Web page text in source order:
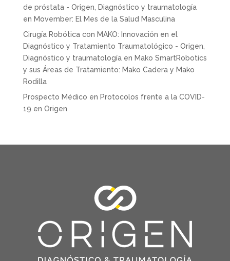
de próstata - Origen, Diagnóstico y traumatología
en Movember: El Mes de la Salud Masculina
Cirugía Robótica con MAKO: Innovación en el
Diagnóstico y Tratamiento Traumatológico - Origen,
Diagnóstico y traumatologíaen Mako SmartRobotics
y sus Áreas de Tratamiento: Mako Cadera y Mako
Rodilla
Prospecto Médico en Protocolos frente a la COVID-
19 en Origen